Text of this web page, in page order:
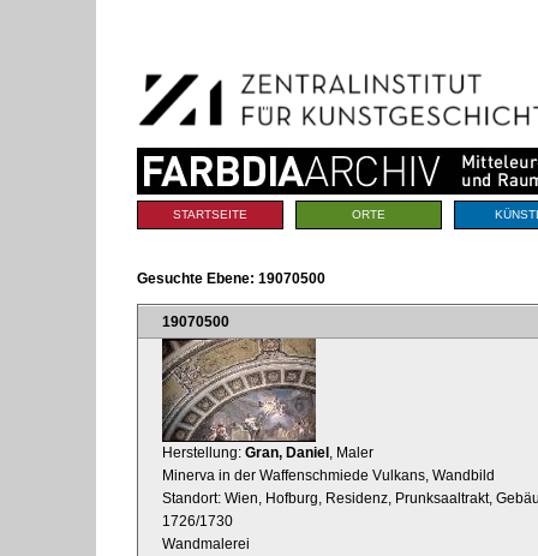
Navigation
Sektionen
STARTSEITE ORTE
Gesuchte Ebene: 19070500
19070500
Herstellung: Gran, Daniel , Maler
Minerva in der Waffenschmiede Vulkans, Wandbild
Standort: Wien, Hofburg, Residenz, Prunksaaltrakt,
1726/1730
Wandmalerei